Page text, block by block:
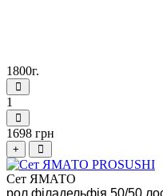
1800г.
1
1698 грн
+
Сет ЯМАТО
рол філадельфія 50/50